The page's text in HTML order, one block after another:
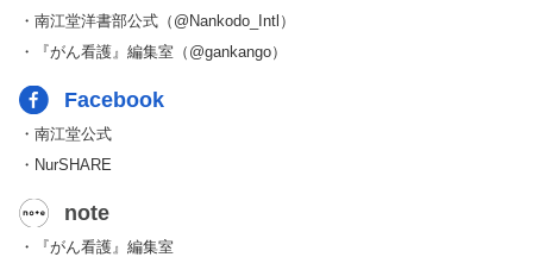
・南江堂洋書部公式（@Nankodo_Intl）
・『がん看護』編集室（@gankango）
Facebook
・南江堂公式
・NurSHARE
note
・『がん看護』編集室